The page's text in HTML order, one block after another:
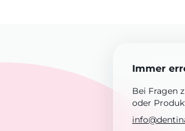
Immer
Bei Fragen
oder